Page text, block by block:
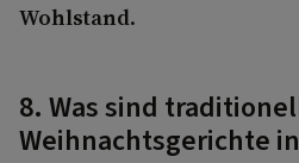
Wohlstand.
8. Was sind
Weihnachtsgerichte